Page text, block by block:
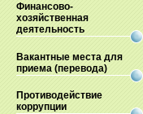
Финансово-
хозяйственная
деятельность
Вакантные места для
приема (перевода)
Противодействие
коррупции